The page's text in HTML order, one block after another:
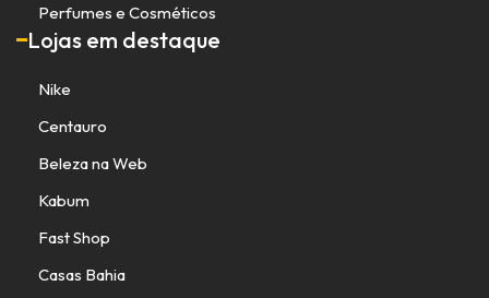
Perfumes e Cosméticos
Lojas em destaque
Nike
Centauro
Beleza na Web
Kabum
Fast Shop
Casas Bahia